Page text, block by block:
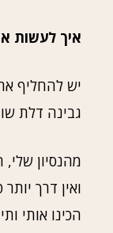
איך לעשות
יש להחליף
גבינה דלת
מהנסיון
ואין דרך
הכינו אותי